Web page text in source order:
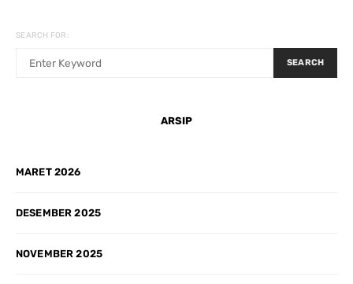
SEARCH FOR:
SEARCH
ARSIP
MARET 2026
DESEMBER 2025
NOVEMBER 2025